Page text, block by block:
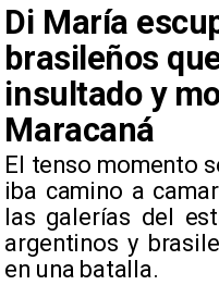
Di María
brasileños
insultado y
Maracaná
​El tenso momento
iba camino a
las galerías del
argentinos y
en una batalla.